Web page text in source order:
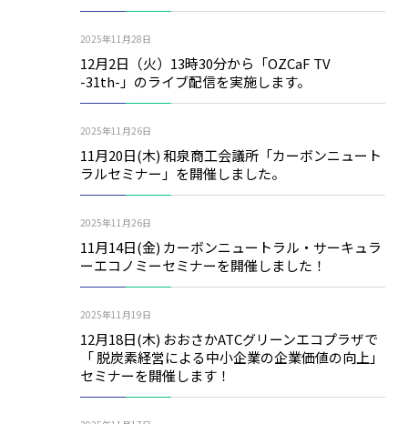
2025年11月28日
12月2日（火）13時30分から「OZCaF TV
-31th-」のライブ配信を実施します。
2025年11月26日
11月20日(木) 和泉商工会議所「カーボンニュート
ラルセミナー」を開催しました。
2025年11月26日
11月14日(金) カーボンニュートラル・サーキュラ
ーエコノミーセミナーを開催しました！
2025年11月19日
12月18日(木) おおさかATCグリーンエコプラザで
「 脱炭素経営による中小企業の企業価値の向上」
セミナーを開催します！